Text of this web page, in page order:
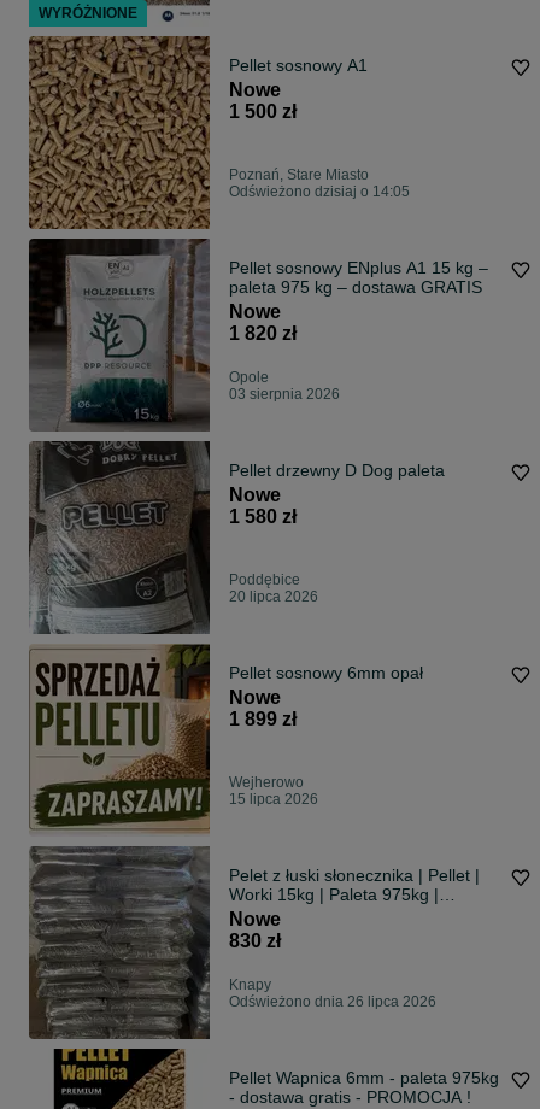
Pellet sosnowy A1
Nowe
1 500 zł
Poznań, Stare Miasto
Odświeżono dzisiaj o 14:05
Pellet sosnowy ENplus A1 15 kg –
paleta 975 kg – dostawa GRATIS
Nowe
1 820 zł
Opole
03 sierpnia 2026
Pellet drzewny D Dog paleta
Nowe
1 580 zł
Poddębice
20 lipca 2026
Pellet sosnowy 6mm opał
Nowe
1 899 zł
Wejherowo
15 lipca 2026
Pelet z łuski słonecznika | Pellet |
Worki 15kg | Paleta 975kg |
Premium
Nowe
830 zł
Knapy
Odświeżono dnia 26 lipca 2026
Pellet Wapnica 6mm - paleta 975kg
- dostawa gratis - PROMOCJA !
WYRÓŻNIONE